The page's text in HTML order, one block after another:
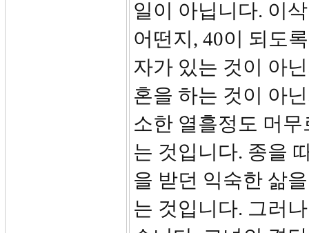
일이 아닙니다. 이
어떤지, 40이 되도
자가 있는 것이 아
혼을 하는 것이 아
소한 열흘정도 머
는 것입니다. 종을
을 받던 익숙한 삶
는 것입니다. 그러